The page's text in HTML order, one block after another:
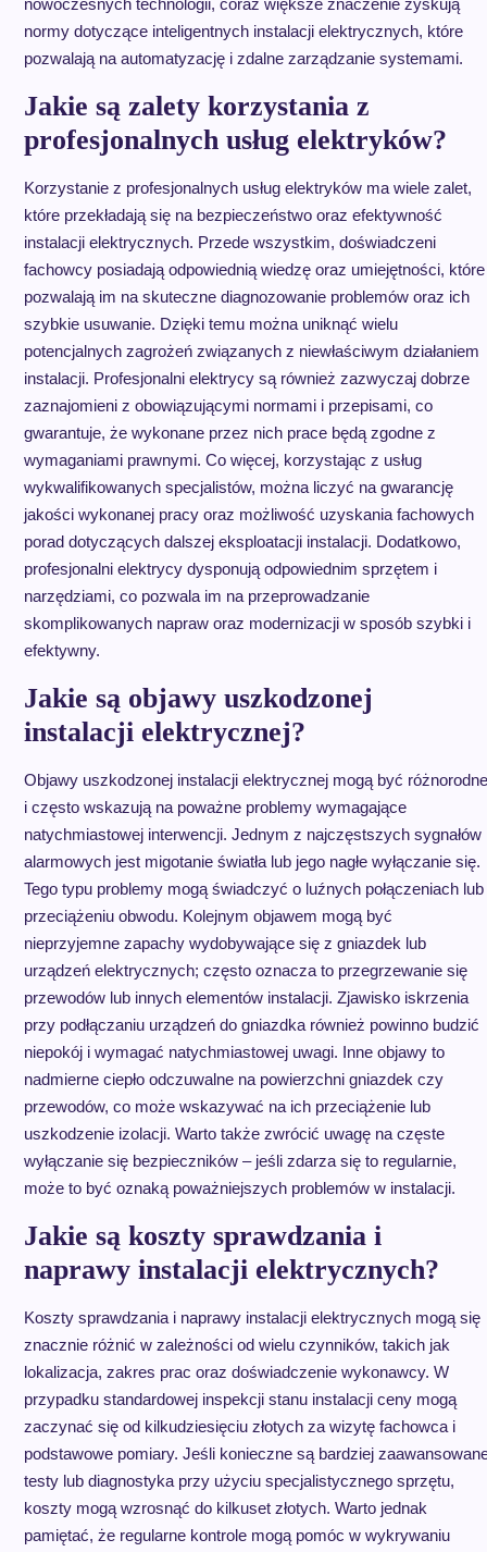
nowoczesnych technologii, coraz większe znaczenie zyskują
normy dotyczące inteligentnych instalacji elektrycznych, które
pozwalają na automatyzację i zdalne zarządzanie systemami.
Jakie są zalety korzystania z
profesjonalnych usług elektryków?
Korzystanie z profesjonalnych usług elektryków ma wiele zalet,
które przekładają się na bezpieczeństwo oraz efektywność
instalacji elektrycznych. Przede wszystkim, doświadczeni
fachowcy posiadają odpowiednią wiedzę oraz umiejętności, które
pozwalają im na skuteczne diagnozowanie problemów oraz ich
szybkie usuwanie. Dzięki temu można uniknąć wielu
potencjalnych zagrożeń związanych z niewłaściwym działaniem
instalacji. Profesjonalni elektrycy są również zazwyczaj dobrze
zaznajomieni z obowiązującymi normami i przepisami, co
gwarantuje, że wykonane przez nich prace będą zgodne z
wymaganiami prawnymi. Co więcej, korzystając z usług
wykwalifikowanych specjalistów, można liczyć na gwarancję
jakości wykonanej pracy oraz możliwość uzyskania fachowych
porad dotyczących dalszej eksploatacji instalacji. Dodatkowo,
profesjonalni elektrycy dysponują odpowiednim sprzętem i
narzędziami, co pozwala im na przeprowadzanie
skomplikowanych napraw oraz modernizacji w sposób szybki i
efektywny.
Jakie są objawy uszkodzonej
instalacji elektrycznej?
Objawy uszkodzonej instalacji elektrycznej mogą być różnorodne
i często wskazują na poważne problemy wymagające
natychmiastowej interwencji. Jednym z najczęstszych sygnałów
alarmowych jest migotanie światła lub jego nagłe wyłączanie się.
Tego typu problemy mogą świadczyć o luźnych połączeniach lub
przeciążeniu obwodu. Kolejnym objawem mogą być
nieprzyjemne zapachy wydobywające się z gniazdek lub
urządzeń elektrycznych; często oznacza to przegrzewanie się
przewodów lub innych elementów instalacji. Zjawisko iskrzenia
przy podłączaniu urządzeń do gniazdka również powinno budzić
niepokój i wymagać natychmiastowej uwagi. Inne objawy to
nadmierne ciepło odczuwalne na powierzchni gniazdek czy
przewodów, co może wskazywać na ich przeciążenie lub
uszkodzenie izolacji. Warto także zwrócić uwagę na częste
wyłączanie się bezpieczników – jeśli zdarza się to regularnie,
może to być oznaką poważniejszych problemów w instalacji.
Jakie są koszty sprawdzania i
naprawy instalacji elektrycznych?
Koszty sprawdzania i naprawy instalacji elektrycznych mogą się
znacznie różnić w zależności od wielu czynników, takich jak
lokalizacja, zakres prac oraz doświadczenie wykonawcy. W
przypadku standardowej inspekcji stanu instalacji ceny mogą
zaczynać się od kilkudziesięciu złotych za wizytę fachowca i
podstawowe pomiary. Jeśli konieczne są bardziej
testy lub diagnostyka przy użyciu specjalistycznego sprzętu,
koszty mogą wzrosnąć do kilkuset złotych. Warto jednak
pamiętać, że regularne kontrole mogą pomóc w wykrywaniu